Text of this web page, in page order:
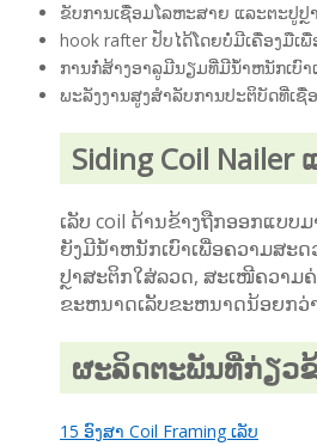
ຂັບການເຊື່ອມໂລຫະສາຍ ແລະຕະປູປຼ
hook rafter ປັບໄດ້ໂດຍບໍ່ມີເຄື່ອງມືເ
ການກໍ່ສ້າງອາລູມີນຽມທີ່ມີນ້ໍາຫນັກເບົ
ພະລັງງານສູງສໍາລັບການປະຕິບັດທີ່ເຊື່
Siding Coil Nailer
ເລັບ coil ດ້ານຂ້າງຖືກອອກແບ
ຍັງມີນ້ໍາຫນັກເບົາເພື່ອຄວາມສະ
ປຼາສະຕິກໃສ່ລວດ, ສະເໜີຄວາມ
ຂະຫນາດເລັບຂະຫນາດນ້ອຍກ
ຜະລິດຕະພັນທີ່ກ່ຽວ
15 ອົງສາ Coil Framing ເລັບ